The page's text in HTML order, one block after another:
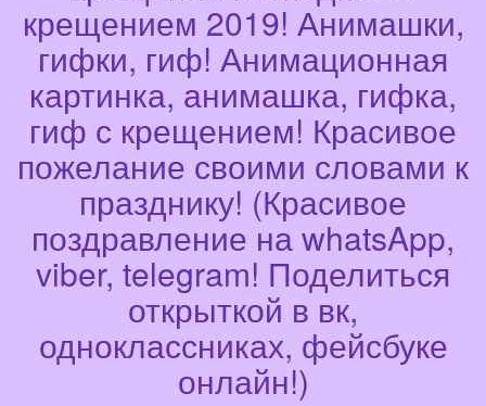
крещением 2019! Анимашки,
гифки, гиф! Анимационная
картинка, анимашка, гифка,
гиф с крещением! Красивое
пожелание своими словами к
празднику! (Красивое
поздравление на whatsApp,
viber, telegram! Поделиться
открыткой в вк,
одноклассниках, фейсбуке
онлайн!)